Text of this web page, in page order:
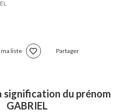
liste Partager
signification du prénom
GABRIEL